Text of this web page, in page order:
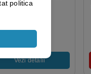
Vezi detalii
politica